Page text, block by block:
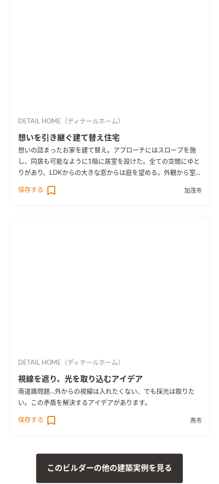
DETAIL HOME（ディテールホーム）
想いを引き継ぐ建て替え住宅
想いの詰まったお家を建て替え。アプローチにはスロープを施
し、同居も可能なように1階に居室を設けた。全ての空間にゆと
りがあり、LDKからの大きな窓からは庭を望める。外観から室内
保存する
加茂市
DETAIL HOME（ディテールホーム）
視線を遮り、光を取り込むアイデア
南道路問題…外からの視線は入れたくない、でも採光は取りた
い。この矛盾を解決するアイデアがあります。
保存する 燕市
このビルダーの他の建築実例を見る